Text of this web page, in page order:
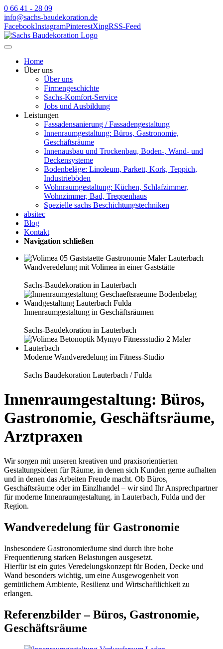
0 66 41 - 28 09
info@sachs-baudekoration.de
FacebookInstagramPinterestXingRSS-Feed
Home
Über uns
Über uns
Firmengeschichte
Sachs-Komfort-Service
Jobs und Ausbildung
Leistungen
Fassadensanierung / Fassadengestaltung
Innenraumgestaltung: Büros, Gastronomie,
Geschäftsräume
Innenausbau und Trockenbau, Boden-, Wand- und
Deckensysteme
Bodenbeläge: Linoleum, Parkett, Kork, Teppich,
Industrieböden
Wohnraumgestaltung: Küchen, Schlafzimmer,
Wohnzimmer, Bad, Treppenhaus
Spezielle sachs Beschichtungstechniken
absitec
Blog
Kontakt
Navigation schließen
Wandveredelung mit Volimea in einer Gaststätte
Sachs-Baudekoration in Lauterbach
Innenraumgestaltung in Geschäftsräumen
Sachs-Baudekoration in Lauterbach
Moderne Wandveredelung im Fitness-Studio
Sachs Baudekoration Lauterbach / Fulda
Innenraumgestaltung: Büros,
Gastronomie, Geschäftsräume,
Arztpraxen
Wir sorgen mit unseren kreativen und praxisorientierten
Gestaltungsideen für Räume, in denen sich Kunden gerne aufhalten
und in denen das Arbeiten Freude macht. Ob Büros,
Geschäftsräume oder im Einzlhandel – wir sind Ihr Ansprechpartner
für moderne Innenraumgestaltung, in Lauterbach, Fulda und der
Region.
Wandveredelung für Gastronomie
Insbesondere Gastronomieräume sind durch ihre hohe
Frequentierung starken Belastungen ausgesetzt.
Hierfür ist ein gutes Veredelungskonzept für Boden, Decke und
Wand besonders wichtig, um eine Ausgewogenheit von
gemütlichem Ambiente, Resilienz und Wirtschaftlichkeit zu
erlangen.
Referenzbilder – Büros, Gastronomie,
Geschäftsräume